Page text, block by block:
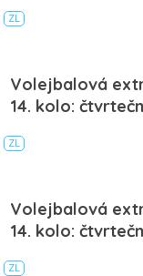
ZL
Volejbalová
14. kolo:
ZL
Volejbalová
14. kolo:
ZL